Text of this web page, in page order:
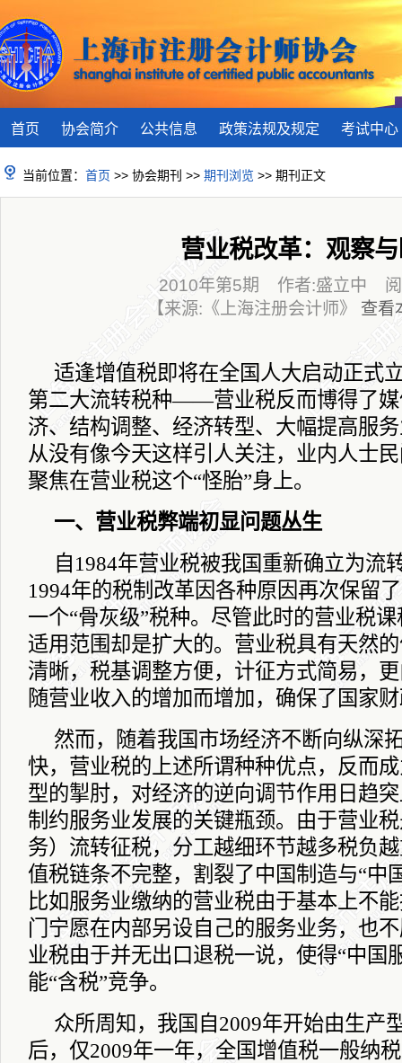
首页 协会简介 公共信息 政策法规及规定 考试中心
当前位置： 首页 >> 协会期刊 >> 期刊浏览 >> 期刊正文
营业税改革：观察
2010年第5期 作者:盛立中 阅
【来源:《上海注册会计师》 查看
适逢增值税即将在全国人大启动正式
第二大流转税种——营业税反而博得了媒
济、结构调整、经济转型、大幅提高服
从没有像今天这样引人关注，业内人士
聚焦在营业税这个“怪胎”身上。
一、营业税弊端初显问题丛生
自1984年营业税被我国重新确立为流
1994年的税制改革因各种原因再次保留
一个“骨灰级”税种。尽管此时的营业税
适用范围却是扩大的。营业税具有天然
清晰，税基调整方便，计征方式简易，
随营业收入的增加而增加，确保了国家
然而，随着我国市场经济不断向纵深
快，营业税的上述所谓种种优点，反而
型的掣肘，对经济的逆向调节作用日趋
制约服务业发展的关键瓶颈。由于营业
务）流转征税，分工越细环节越多税负
值税链条不完整，割裂了中国制造与“中
比如服务业缴纳的营业税由于基本上不
门宁愿在内部另设自己的服务业务，也
业税由于并无出口退税一说，使得“中国
能“含税”竞争。
众所周知，我国自2009年开始由生产
后，仅2009年一年，全国增值税一般纳